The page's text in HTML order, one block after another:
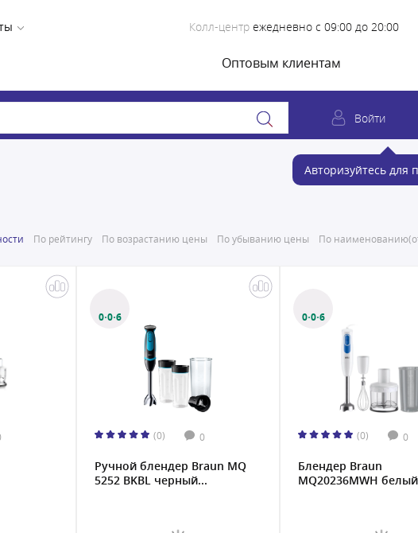
Колл-центр ежедневно с 09:00 до 20:00
Оптовым клиентам
Войти
Авторизуйтесь для
По рейтингу По возрастанию цены По убыванию цены По
0·0·6
(0) 0
Ручной блендер Braun MQ
5252 BKBL черный...
0·0·6
(0) 0
Блендер Braun
MQ20236MWH белый